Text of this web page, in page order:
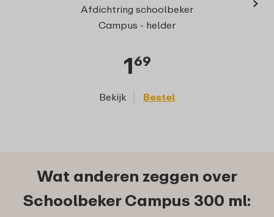
Afdichtring schoolbeker
Campus - helder
169
Bekijk Bestel
Wat anderen zeggen over
Schoolbeker Campus 300 ml: